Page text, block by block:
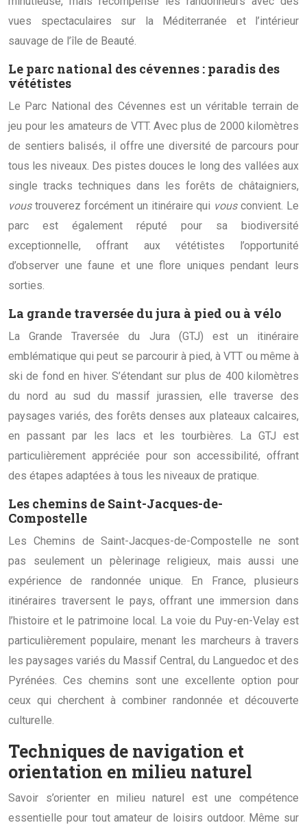
vues spectaculaires sur la Méditerranée et l’intérieur
sauvage de l’île de Beauté.
Le parc national des cévennes : paradis des
vététistes
Le Parc National des Cévennes est un véritable terrain de
jeu pour les amateurs de VTT. Avec plus de 2000 kilomètres
de sentiers balisés, il offre une diversité de parcours pour
tous les niveaux. Des pistes douces le long des vallées aux
single tracks techniques dans les forêts de châtaigniers,
vous trouverez forcément un itinéraire qui vousconvient. Le
parc est également réputé pour sa biodiversité
exceptionnelle, offrant aux vététistes l’opportunité
d’observer une faune et une flore uniques pendant leurs
sorties.
La grande traversée du jura à pied ou à vélo
La Grande Traversée du Jura (GTJ) est un itinéraire
emblématique qui peut se parcourir à pied, à VTT ou même à
ski de fond en hiver. S’étendant sur plus de 400 kilomètres
du nord au sud du massif jurassien, elle traverse des
paysages variés, des forêts denses aux plateaux calcaires,
en passant par les lacs et les tourbières. La GTJ est
particulièrement appréciée pour son accessibilité, offrant
des étapes adaptées à tous les niveaux de pratique.
Les chemins de Saint-Jacques-de-
Compostelle
Les Chemins de Saint-Jacques-de-Compostelle ne sont
pas seulement un pèlerinage religieux, mais aussi une
expérience de randonnée unique. En France, plusieurs
itinéraires traversent le pays, offrant une immersion dans
l’histoire et le patrimoine local. La voie du Puy-en-Velay est
particulièrement populaire, menant les marcheurs à travers
les paysages variés du Massif Central, du Languedoc et des
Pyrénées. Ces chemins sont une excellente option pour
ceux qui cherchent à combiner randonnée et découverte
culturelle.
Techniques de navigation et
orientation en milieu naturel
Savoir s’orienter en milieu naturel est une compétence
essentielle pour tout amateur de loisirs outdoor. Même sur